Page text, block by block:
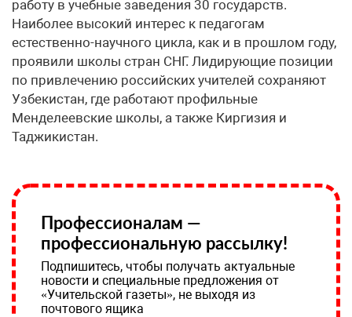
работу в учебные заведения 30 государств.
Наиболее высокий интерес к педагогам
естественно-научного цикла, как и в прошлом году,
проявили школы стран СНГ. Лидирующие позиции
по привлечению российских учителей сохраняют
Узбекистан, где работают профильные
Менделеевские школы, а также Киргизия и
Таджикистан.
Профессионалам —
профессиональную рассылку!
Подпишитесь, чтобы получать актуальные
новости и специальные предложения от
«Учительской газеты», не выходя из
почтового ящика